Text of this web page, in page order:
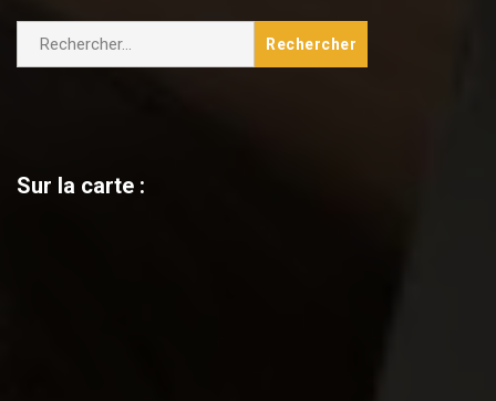
Sur la carte :